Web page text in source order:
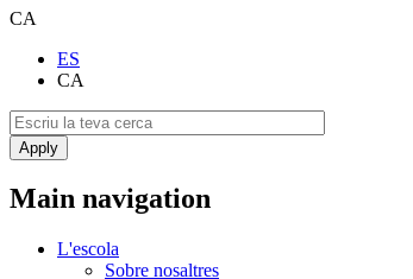
CA
ES
CA
Main navigation
L'escola
Sobre nosaltres